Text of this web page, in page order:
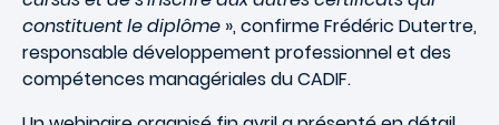
constituent le diplôme », confirme Frédéric Dutertre,
responsable développement professionnel et des
compétences managériales du CADIF.